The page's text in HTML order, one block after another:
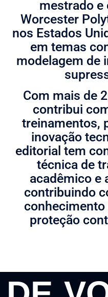
mestrado e
Worcester
nos Estados
em temas
modelagem de
Com mais de
contribui
treinamentos,
inovação
editorial tem
técnica de
acadêmico e
contribuindo
conhecimento
proteção